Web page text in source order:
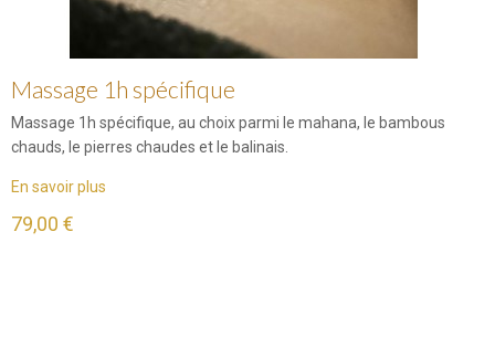
Massage 1h spécifique
Massage 1h spécifique, au choix parmi le mahana, le bambous
chauds, le pierres chaudes et le balinais.
En savoir plus
79,00 €